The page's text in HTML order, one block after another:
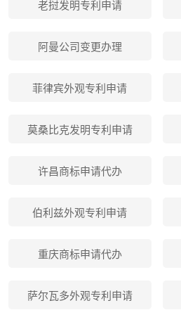
老挝发明专利申请
阿曼公司变更办理
菲律宾外观专利申请
莫桑比克发明专利申请
许昌商标申请代办
伯利兹外观专利申请
重庆商标申请代办
萨尔瓦多外观专利申请